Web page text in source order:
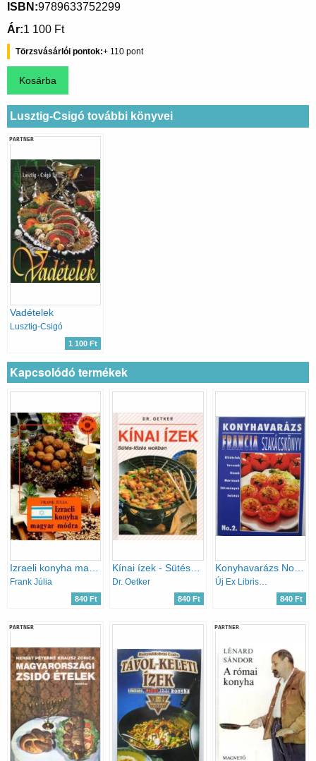
ISBN 9789633752299
Ár 1 100 Ft
Törzsvásárlói pontok 110
Lusztig-Csigó további könyvei
PARTNER
Vadételek
Lusztig-Csigó
1 100 Ft
Kapcsolódó termékek
Izraeli konyha magyar módra
Frank Júlia
840 Ft
Kínai ízek - Sütés-főzés wokban
Dr. Oetker
840 Ft
Konyhavarázs No.2.: Francia szakácskönyv
Új Ex Libris Kiadó
840 Ft
PARTNER PARTNER